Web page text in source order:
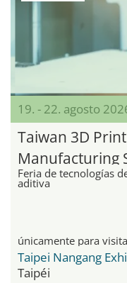
19. - 22. agosto
Taiwan 3D
Manufacturing
Feria de tecnologías
aditiva
únicamente para
Taipei Nangang
Taipéi